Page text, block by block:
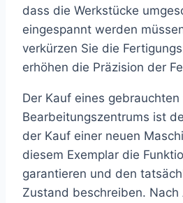
dass die Werkstücke
eingespannt werden
verkürzen Sie die
erhöhen die Präzision der
Der Kauf eines
Bearbeitungszentrums ist
der Kauf einer neuen
diesem Exemplar die
garantieren und den
Zustand beschreiben. Nach